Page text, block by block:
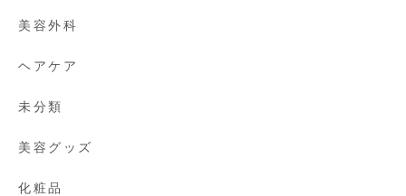
美容外科
ヘアケア
未分類
美容グッズ
化粧品